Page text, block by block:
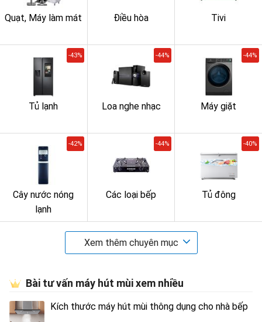
Quạt, Máy làm mát Điều hòa Tivi
Tủ lạnh
-43%
Loa nghe nhạc
-44%
Máy giặt
-44%
Cây nước nóng
lạnh
-42%
Các loại bếp
-44%
Tủ đông
-40%
Xem thêm chuyên mục
Bài tư vấn máy hút mùi xem nhiều
Kích thước máy hút mùi thông dụng cho nhà bếp